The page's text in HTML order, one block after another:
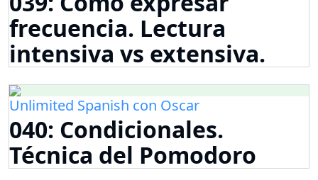
frecuencia. Lectura
intensiva vs extensiva.
Unlimited Spanish con Oscar
040: Condicionales.
Técnica del Pomodoro